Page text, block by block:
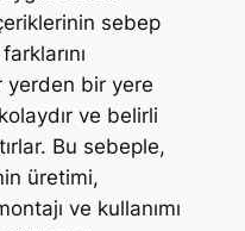
sebep
yerden bir yere
ve belirli
Bu sebeple,
üretimi,
ve kullanımı